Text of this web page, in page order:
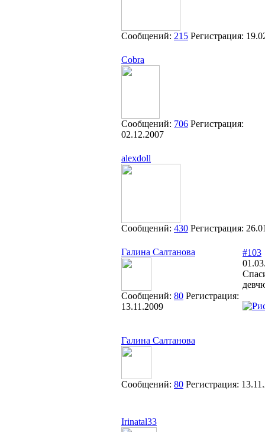
Сообщений: 215 Регистрация:
Cobra
Сообщений: 706 Регистрация:
02.12.2007
alexdoll
Сообщений: 430 Регистрация:
Галина Салтанова
Сообщений: 80 Регистрация:
13.11.2009
#103
Галина Салтанова
Сообщений: 80 Регистрация:
Irinatal33